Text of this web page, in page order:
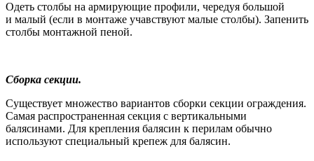
Одеть столбы на армирующие профили, чередуя большой
и малый (если в монтаже учавствуют малые столбы). Запенить
столбы монтажной пеной.
Сборка секции.
Существует множество вариантов сборки секции ограждения.
Самая распространенная секция с вертикальными
балясинами. Для крепления балясин к перилам обычно
используют специальный крепеж для балясин.